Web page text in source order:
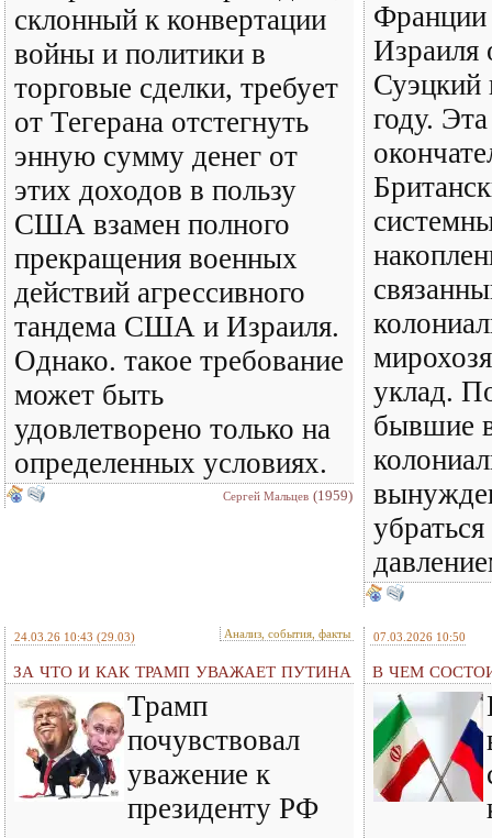
склонный к конвертации
войны и политики в
торговые сделки, требует
от Тегерана отстегнуть
энную сумму денег от
этих доходов в пользу
США взамен полного
прекращения военных
действий агрессивного
тандема США и Израиля.
Однако. такое требование
может быть
удовлетворено только на
определенных условиях.
Сергей Мальцев (1959)
Франции
Израиля
Суэцкий
году.
уклад.
бывшие
24.03.26 10:43 (29.03) Анализ, события, факты
ЗА ЧТО И КАК ТРАМП УВАЖАЕТ ПУТИНА
Трамп
почувствовал
уважение к
президенту РФ
07.03.2026 10:50
В ЧЕМ